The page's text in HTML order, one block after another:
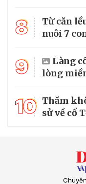
8
Từ căn
nuôi 7
9
Làng
lòng
10 Thăm
sử về cố